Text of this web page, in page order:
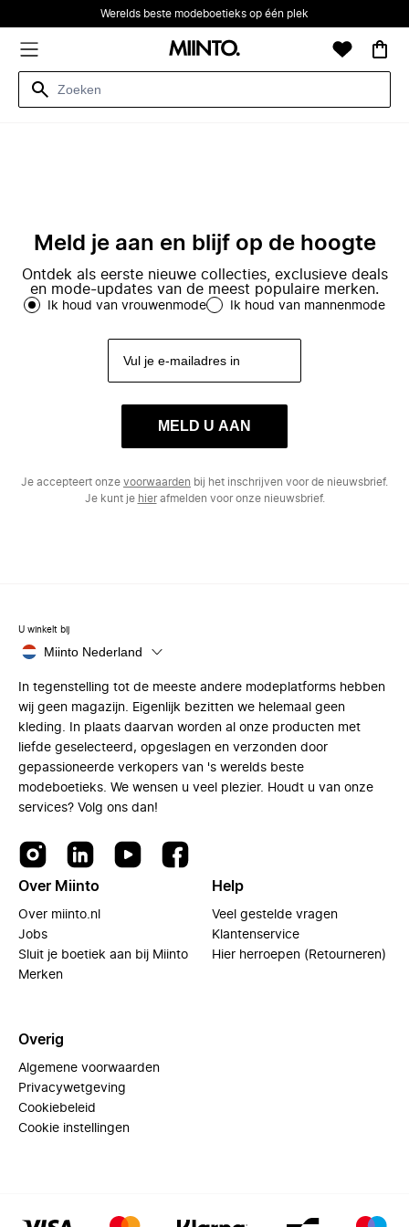
Werelds beste modeboetieks op één plek
Meld je aan en blijf op de hoogte
Ontdek als eerste nieuwe collecties, exclusieve deals
en mode-updates van de meest populaire merken.
Ik houd van vrouwenmode Ik houd van mannenmode
MELD U AAN
Je accepteert onze voorwaarden bij het inschrijven voor de nieuwsbrief.
Je kunt je hierafmelden voor onze nieuwsbrief.
U winkelt bij
Miinto Nederland
In tegenstelling tot de meeste andere modeplatforms hebben
wij geen magazijn. Eigenlijk bezitten we helemaal geen
kleding. In plaats daarvan worden al onze producten met
liefde geselecteerd, opgeslagen en verzonden door
gepassioneerde verkopers van 's werelds beste
modeboetieks. We wensen u veel plezier. Houdt u van onze
services? Volg ons dan!
Over Miinto
Over miinto.nl
Jobs
Sluit je boetiek aan bij Miinto
Merken
Help
Veel gestelde vragen
Klantenservice
Hier herroepen (Retourneren)
Overig
Algemene voorwaarden
Privacywetgeving
Cookiebeleid
Cookie instellingen